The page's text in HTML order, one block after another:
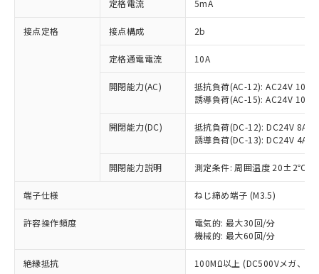
定格電流 5mA
接点定格 接点構成 2b
定格通電電流 10A
開閉能力(AC)
抵抗負荷(AC-12): AC24V 10A/
誘導負荷(AC-15): AC24V
開閉能力(DC)
抵抗負荷(DC-12): DC24V 8A/
誘導負荷(DC-13): DC24V 4A/
開閉能力説明 測定条件: 周囲温度 20±2℃、
端子仕様 ねじ締め端子 (M3.5)
許容操作頻度
電気的: 最大30回/分
機械的: 最大60回/分
絶縁抵抗 100MΩ以上 (DC500Vメガ、点
ご利用条件
以下の条件をお読みいただき、同意のうえ
ご利用ください。
商品の当社在庫状況および標準価格
(税抜)を提供させていただくもので
当社制御機器事業取扱商品の中には、
本サービスの対象外となる商品もある
ことをご了承ください。
在庫状況および標準価格照会結果は、
記載している更新日時点での社内デー
タに基づき作成されるものであり、閲
覧された時点での実際の在庫および標
対応予定：EU RoHS指令（10物質）の非含
有に対応した製品に切り替える予定のある
対応予定なし：EU RoHS指令（10物質）の
非含有に非対応の商品で、対応品を出す予
調査・確認中：EU RoHS指令（10物質）の
非含有の対応状況を調査中または確認中の
非該当品：ライセンス料など無形物で、有
害物質有無と関係のない商品です。
仕入先様の事情により、非含有部品として
いたものが、含有品と判明した場合などや
むを得ず変更することがあります。
ミウム(Cd) 100ppm以下、
※1 中国RoHS○×表
「○」：最大均質材料含有率が中国RoHSの
基準値以下であることを示します。
「×」：最大均質材料含有率が中国RoHSの
基準値を超えていることを示します。
「－」：未確認です。当社販売部門へお問
い合わせください。
*中国RoHS10物質の基準値 (GB/T26572)：
Pb(鉛) :1000ppm、 Hg(水銀) : 1000ppm、 Cd(カドミウ
当社は、これら貴社製品のうち、外国
為替および外国貿易法に定める商品
（以下｢規制貨物等」という）を輸出
または国外への提供する場合は、日本
国政府の輸出許可(または役務取引許